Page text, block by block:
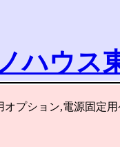
ハウス
オプション,電源固定